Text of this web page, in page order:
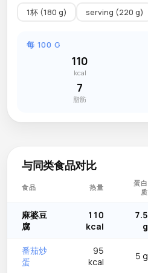
1杯 (180 g) serving (220 g)
每 100 G
110
kcal
7
脂肪
与同类食品对比
食品 热量
蛋白
质
麻婆豆
腐
110
kcal
7.5
g
番茄炒
蛋
95
kcal
5 g